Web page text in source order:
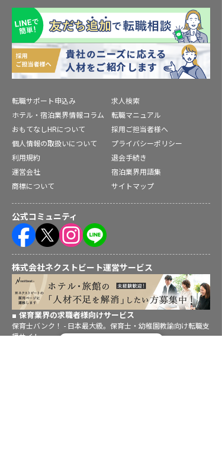
転職サポート申込み
求人検索
ホテル・宿泊業界情報コラム
転職マニュアル
おもてなしHRについて
採用ご担当者様へ
個人情報の取扱いについて
プライバシーポリシー
利用規約
退会手続き
運営会社
宿泊業界用語集
商標について
サイトマップ
公式コミュニティ
株式会社ネクストビート運営サービス
保育業界の求職者様向けサービス
保育士バンク！ - 日本最大級。保育士・幼稚園教諭向け転職支
援サイト